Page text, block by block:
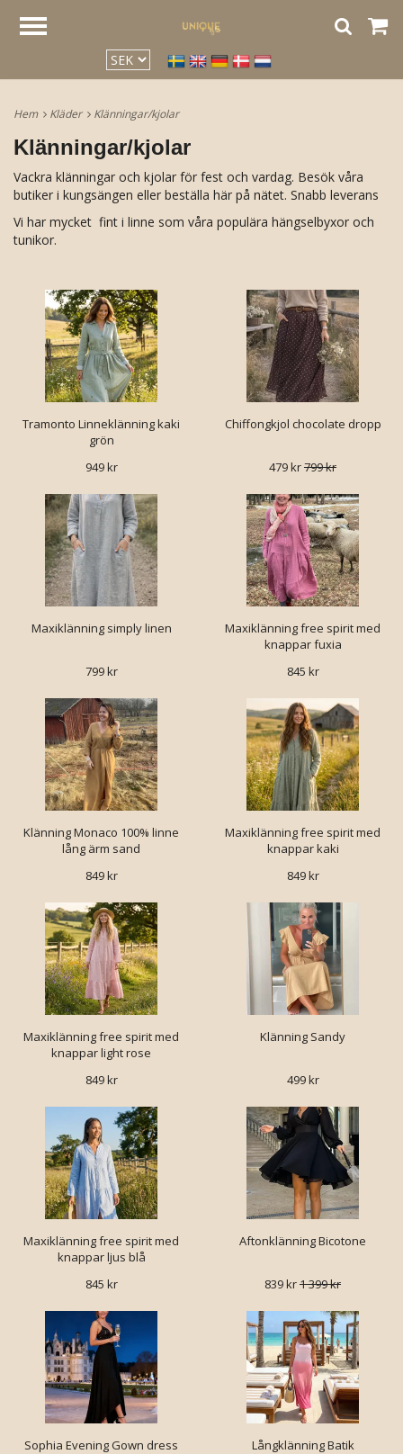
Hem Kläder Klänningar/kjolar
Klänningar/kjolar
Vackra klänningar och kjolar för fest och vardag. Besök våra
butiker i kungsängen eller beställa här på nätet. Snabb leverans
Vi har mycket fint i linne som våra populära hängselbyxor och
tunikor.
Tramonto Linneklänning kaki
grön
949 kr
Chiffongkjol chocolate dropp
479 kr799 kr
Maxiklänning simply linen
799 kr
Maxiklänning free spirit med
knappar fuxia
845 kr
Klänning Monaco 100% linne
lång ärm sand
849 kr
Maxiklänning free spirit med
knappar kaki
849 kr
Maxiklänning free spirit med
knappar light rose
849 kr
Klänning Sandy
499 kr
Maxiklänning free spirit med
knappar ljus blå
845 kr
Aftonklänning Bicotone
839 kr1 399 kr
Sophia Evening Gown dress Långklänning Batik